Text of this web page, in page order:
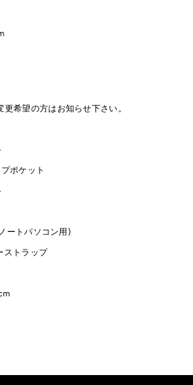
希望の方はお知らせ下さい。
ポケット
ートパソコン用)
ストラップ